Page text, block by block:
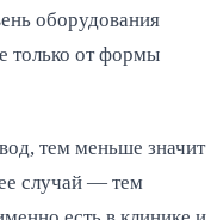
оборудования
только от формы
тем меньше значит
случай — тем